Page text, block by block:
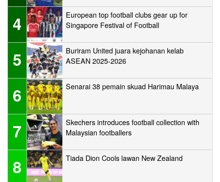
4
European top football clubs gear up for
Singapore Festival of Football
5
Buriram United juara kejohanan kelab
ASEAN 2025-2026
6 Senarai 38 pemain skuad Harimau Malaya
7
Skechers introduces football collection with
Malaysian footballers
8 Tiada Dion Cools lawan New Zealand